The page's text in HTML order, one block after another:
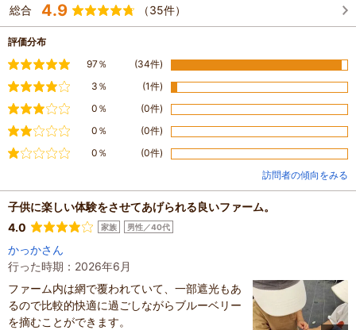
総合 4.9 （35件）
評価分布
満足97％ (34件)
やや満足
3％ (1件)
普通0％ (0件)
やや不満
0％ (0件)
不満0％
(0件)
訪問者の傾向をみる
子供に楽しい体験をさせてあげられる良いファーム。
4.0
家族 男性／40代
かっかさん
行った時期：2026年6月
ファーム内は網で覆われていて、一部遮光もあ
るので比較的快適に過ごしながらブルーベリー
を摘むことができます。